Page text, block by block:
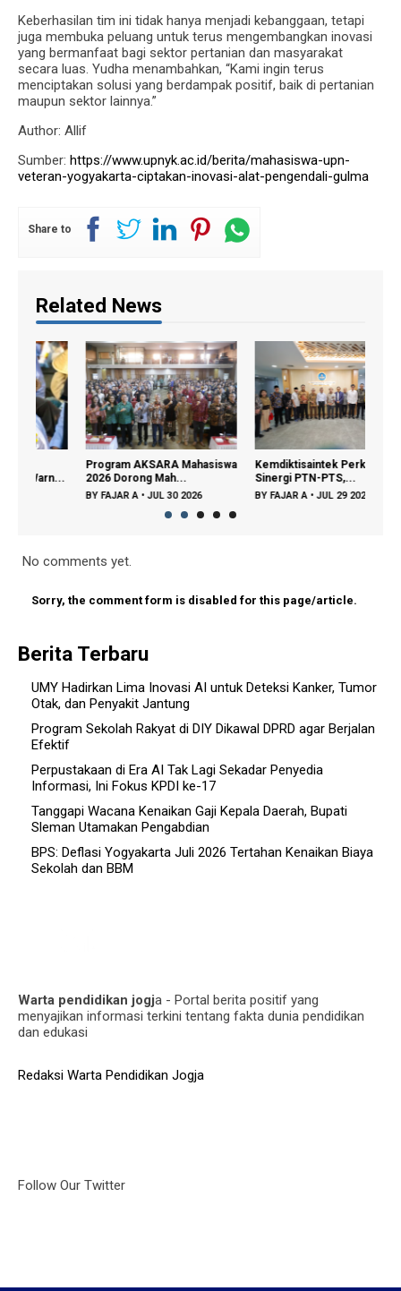
Keberhasilan tim ini tidak hanya menjadi kebanggaan, tetapi
juga membuka peluang untuk terus mengembangkan inovasi
yang bermanfaat bagi sektor pertanian dan masyarakat
secara luas. Yudha menambahkan, “Kami ingin terus
menciptakan solusi yang berdampak positif, baik di pertanian
maupun sektor lainnya.”
Author: Allif
Sumber: https://www.upnyk.ac.id/berita/mahasiswa-upn-
veteran-yogyakarta-ciptakan-inovasi-alat-pengendali-gulma
Share to
Related News
Program AKSARA Mahasiswa
2026 Dorong Mah...
FAJAR A •JUL 30 2026
Kemdiktisaintek Perkuat
Sinergi PTN-PTS,...
FAJAR A •JUL 29 2026
No comments yet.
Sorry, the comment form is disabled for this page/article.
Berita Terbaru
UMY Hadirkan Lima Inovasi AI untuk Deteksi Kanker, Tumor
Otak, dan Penyakit Jantung
Program Sekolah Rakyat di DIY Dikawal DPRD agar Berjalan
Efektif
Perpustakaan di Era AI Tak Lagi Sekadar Penyedia
Informasi, Ini Fokus KPDI ke-17
Tanggapi Wacana Kenaikan Gaji Kepala Daerah, Bupati
Sleman Utamakan Pengabdian
BPS: Deflasi Yogyakarta Juli 2026 Tertahan Kenaikan Biaya
Sekolah dan BBM
Warta pendidikan jogja - Portal berita positif yang
menyajikan informasi terkini tentang fakta dunia pendidikan
dan edukasi
Redaksi Warta Pendidikan Jogja
Follow Our Twitter